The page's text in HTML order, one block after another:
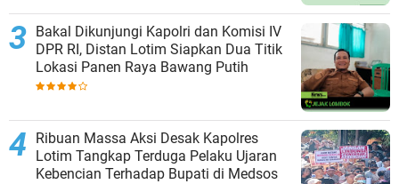
Bakal Dikunjungi Kapolri dan Komisi IV
DPR RI, Distan Lotim Siapkan Dua Titik
Lokasi Panen Raya Bawang Putih
Ribuan Massa Aksi Desak Kapolres
Lotim Tangkap Terduga Pelaku Ujaran
Kebencian Terhadap Bupati di Medsos